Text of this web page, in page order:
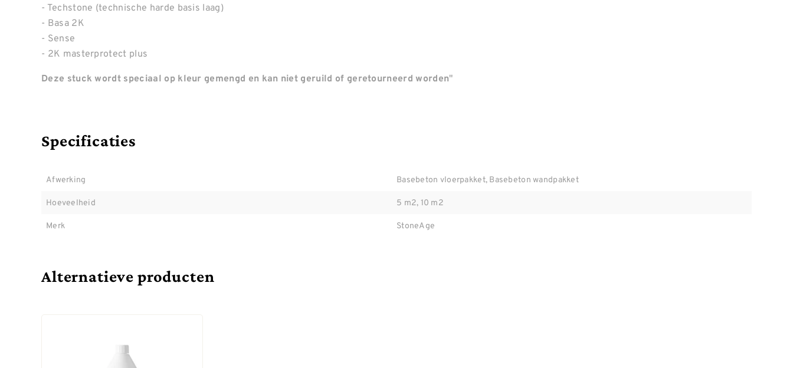
- Techstone (technische harde basis laag)
- Basa 2K
- Sense
- 2K masterprotect plus
Deze stuck wordt speciaal op kleur gemengd en kan niet geruild of geretourneerd worden"
Specificaties
Afwerking
Basebeton vloerpakket, Basebeton wandpakket
Hoeveelheid
5 m2, 10 m2
Merk
StoneAge
Alternatieve producten